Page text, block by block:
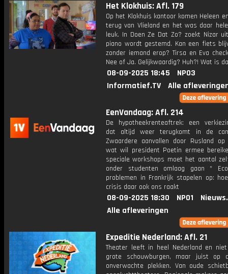
Het Klokhuis: Afl. 179
Op het Klokhuis kantoor komen Heleen
terug van Vlieland en het was daar
leuk. In Doen Ze Dat Zo? zoekt Nizar
piano wordt gestemd. Kan een fiets
zonder iemand erop? Tirsa en Eva
Nee of Ja. Gelijkwaardig? Huh?! Wat is
08-09-2025 18:45
NPO3
Informatief.TV
Alle
EenVandaag: Afl. 214
De hypotheekrenteaftrek: een
dat altijd weer terugkomt in de
Zwaardere aanvallen door Rusland op
wat wil president Poetin ermee
speciale workshops moet het aantal
onder studenten omlaag gaan *
problemen in Frankrijk stapelen op:
crisis daar ook ons raakt
08-09-2025 18:30 NPO1
Alle afleveringen
Expeditie Nederland: Afl. 21
Theater leeft in heel Nederland en
grote schouwburgen, maar juist op
onverwachte plekken. Van oude